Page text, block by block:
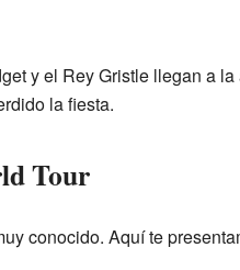
y el Rey Gristle llegan a
la fiesta.
Tour
conocido. Aquí te